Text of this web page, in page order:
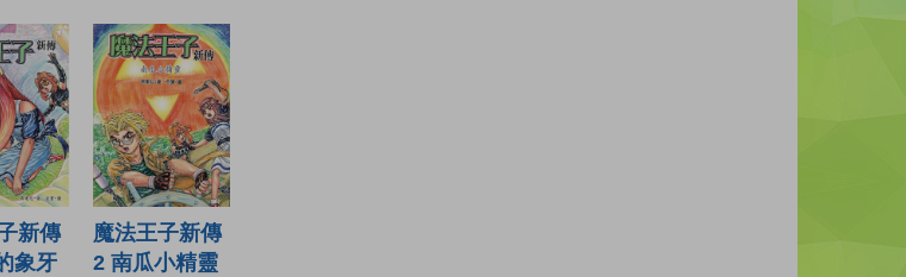
新傳
象牙
魔法王子新傳
2 南瓜小精靈